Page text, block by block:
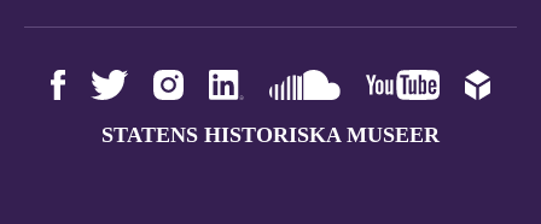
STATENS HISTORISKA MUSEER